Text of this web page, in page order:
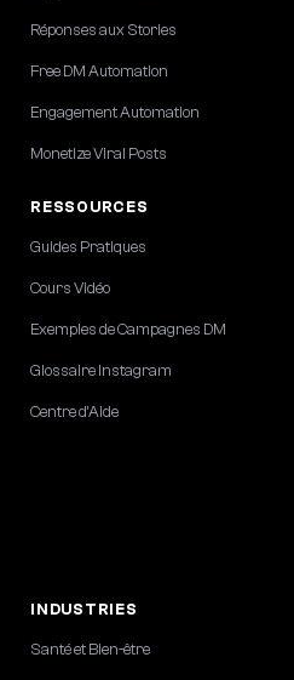
Réponses aux Stories
Free DM Automation
Engagement Automation
Monetize Viral Posts
RESSOURCES
Guides Pratiques
Cours Vidéo
Exemples de Campagnes DM
Glossaire Instagram
Centre d'Aide
INDUSTRIES
Santé et Bien-être